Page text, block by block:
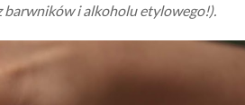
barwników i alkoholu etylowego!).